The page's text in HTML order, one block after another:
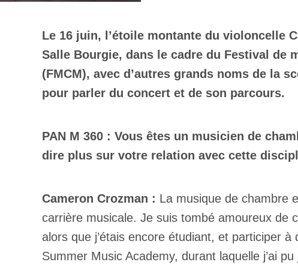
Le 16 juin, l’étoile montante du violoncelle
Salle Bourgie, dans le cadre du Festival de
(FMCM), avec d’autres grands noms de la
pour parler du concert et de son parcours.
PAN M 360 : Vous êtes un musicien de
dire plus sur votre relation avec cette
Cameron Crozman : La musique de chambre
carrière musicale. Je suis tombé amoureux de
alors que j’étais encore étudiant, et participer
Summer Music Academy, durant laquelle j’ai